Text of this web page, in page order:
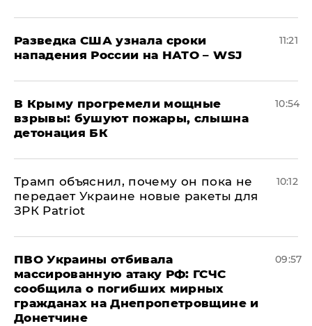
Разведка США узнала сроки
нападения России на НАТО – WSJ
11:21
В Крыму прогремели мощные
взрывы: бушуют пожары, слышна
детонация БК
10:54
Трамп объяснил, почему он пока не
передает Украине новые ракеты для
ЗРК Patriot
10:12
ПВО Украины отбивала
массированную атаку РФ: ГСЧС
сообщила о погибших мирных
гражданах на Днепропетровщине и
Донетчине
09:57